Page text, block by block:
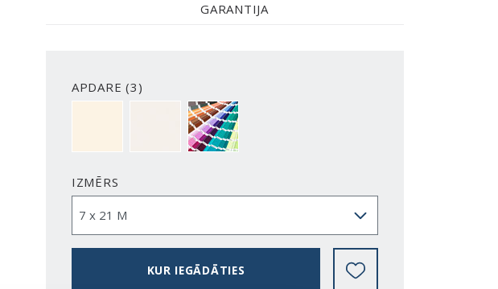
GARANTIJA
APDARE (3)
NCS S0500-NSPECIĀLS TONIS NCS S
IZMĒRS
KUR IEGĀDĀTIES